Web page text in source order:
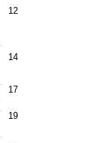
12
14
17
19